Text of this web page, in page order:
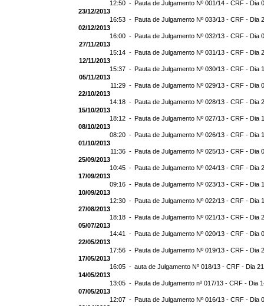
12:50 - Pauta de Julgamento Nº 001/14 - CRF - Dia
23/12/2013
16:53 - Pauta de Julgamento Nº 033/13 - CRF - Dia
02/12/2013
16:00 - Pauta de Julgamento Nº 032/13 - CRF - Dia
27/11/2013
15:14 - Pauta de Julgamento Nº 031/13 - CRF - Dia
12/11/2013
15:37 - Pauta de Julgamento Nº 030/13 - CRF - Dia
05/11/2013
11:29 - Pauta de Julgamento Nº 029/13 - CRF - Dia
22/10/2013
14:18 - Pauta de Julgamento Nº 028/13 - CRF - Dia
15/10/2013
18:12 - Pauta de Julgamento Nº 027/13 - CRF - Dia
08/10/2013
08:20 - Pauta de Julgamento Nº 026/13 - CRF - Dia
01/10/2013
11:36 - Pauta de Julgamento Nº 025/13 - CRF - Dia
25/09/2013
10:45 - Pauta de Julgamento Nº 024/13 - CRF - Dia
17/09/2013
09:16 - Pauta de Julgamento Nº 023/13 - CRF - Dia
10/09/2013
12:30 - Pauta de Julgamento Nº 022/13 - CRF - Dia
27/08/2013
18:18 - Pauta de Julgamento Nº 021/13 - CRF - Dia
05/07/2013
14:41 - Pauta de Julgamento Nº 020/13 - CRF - Dia
22/05/2013
17:56 - Pauta de Julgamento Nº 019/13 - CRF - Dia
17/05/2013
16:05 - auta de Julgamento Nº 018/13 - CRF - Dia
14/05/2013
13:05 - Pauta de Julgamento nº 017/13 - CRF - Dia
07/05/2013
12:07 - Pauta de Julgamento Nº 016/13 - CRF - Dia